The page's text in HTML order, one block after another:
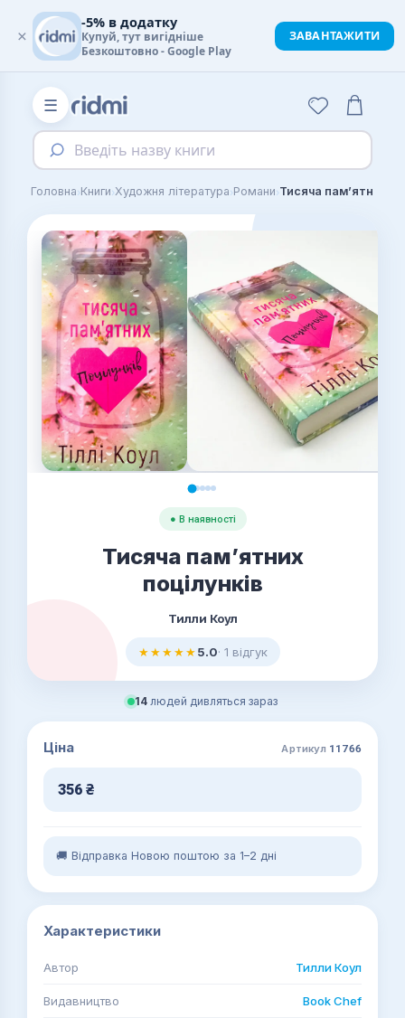
☰
Введіть назву книги
Головна›Книги›Художня література›Романи›Тисяча пам’ятних
● В наявності
Тисяча пам’ятних
поцілунків
Тилли Коул
★★★★★5.0· 1 відгук
14 людей дивляться зараз
Ціна Артикул 11766
356 ₴
🚚 Відправка Новою поштою за 1–2 дні
Характеристики
Автор Тилли Коул
Видавництво Book Chef
×
-5% в додатку
Купуй, тут вигідніше
Безкоштовно - Google Play
ЗАВАНТАЖИТИ